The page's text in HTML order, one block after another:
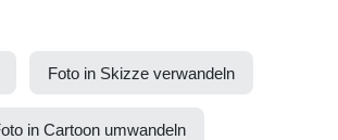
Foto in Skizze verwandeln
in Cartoon umwandeln